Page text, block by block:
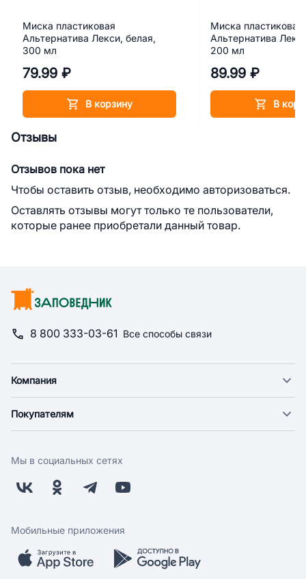
Миска пластиковая
Альтернатива Лекси, белая,
300 мл
79.99 ₽
В корзину
Миска пластиковая
Альтернатива
200 мл
89.99 ₽
В
Отзывы
Отзывов пока нет
Чтобы оставить отзыв, необходимо авторизоваться.
Оставлять отзывы могут только те пользователи,
которые ранее приобретали данный товар.
8 800 333-03-61 Все способы связи
Компания
Новости
Поставщикам
Заводчикам
Обратная связь
Покупателям
Оплата
Бонусная программа
Скидки и акции
Мобильное приложение
Мы в социальных сетях
Мобильные приложения